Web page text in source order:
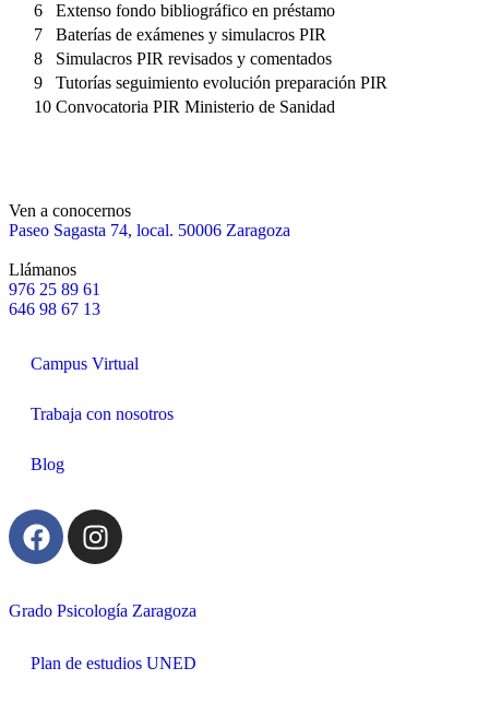
6
Extenso fondo bibliográfico en préstamo
7
Baterías de exámenes y simulacros PIR
8
Simulacros PIR revisados y comentados
9
Tutorías seguimiento evolución preparación PIR
10 Convocatoria PIR Ministerio de Sanidad
Ven a conocernos
Paseo Sagasta 74, local. 50006 Zaragoza
Llámanos
976 25 89 61
646 98 67 13
Campus Virtual
Trabaja con nosotros
Blog
Grado Psicología Zaragoza
Plan de estudios UNED